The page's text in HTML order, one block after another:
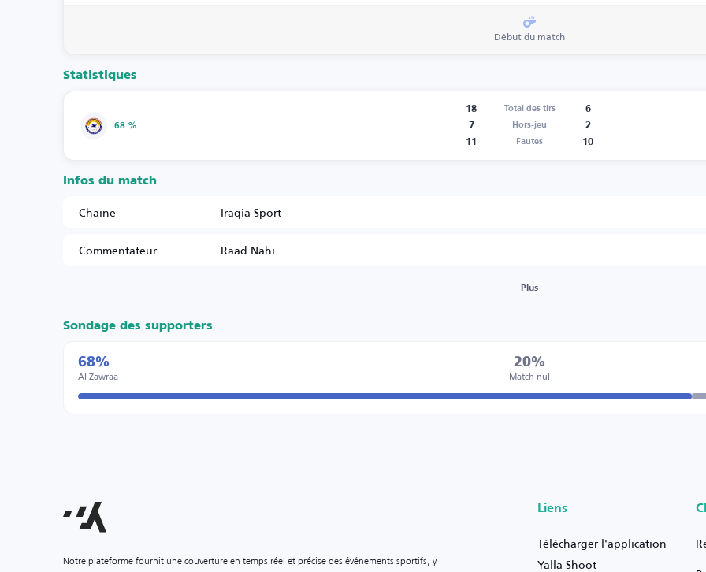
Début du match
Statistiques
68 %
18 Total des tirs
6
7
Hors-jeu
2
11
Fautes 10
Infos du match
Chaîne
Iraqia Sport
Commentateur
Raad Nahi
Plus
Sondage des supporters
68%
Al Zawraa
20%
Match nul
Notre plateforme fournit une couverture en temps réel et précise des événements sportifs, y
Liens
Télécharger l'application
Yalla Shoot